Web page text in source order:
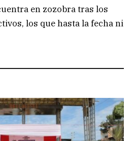
en zozobra tras los
los que hasta la fecha ni